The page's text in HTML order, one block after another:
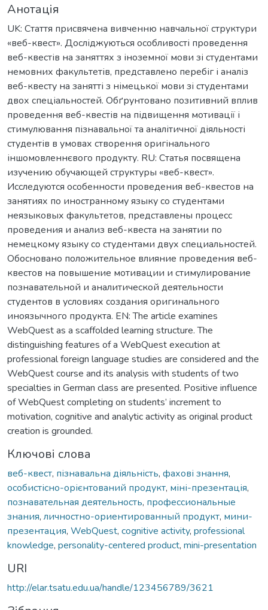
Анотація
UK: Стаття присвячена вивченню навчальної структури
«веб-квест». Досліджуються особливості проведення
веб-квестів на заняттях з іноземної мови зі студентами
немовних факультетів, представлено перебіг і аналіз
веб-квесту на занятті з німецької мови зі студентами
двох спеціальностей. Обґрунтовано позитивний вплив
проведення веб-квестів на підвищення мотивації і
стимулювання пізнавальної та аналітичної діяльності
студентів в умовах створення оригінального
іншомовленнєвого продукту. RU: Статья посвящена
изучению обучающей структуры «веб-квест».
Исследуются особенности проведения веб-квестов на
занятиях по иностранному языку со студентами
неязыковых факультетов, представлены процесс
проведения и анализ веб-квеста на занятии по
немецкому языку со студентами двух специальностей.
Обосновано положительное влияние проведения веб-
квестов на повышение мотивации и стимулирование
познавательной и аналитической деятельности
студентов в условиях создания оригинального
иноязычного продукта. EN: The article examines
WebQuest as a scaffolded learning structure. The
distinguishing features of a WebQuest execution at
professional foreign language studies are considered and the
WebQuest course and its analysis with students of two
specialties in German class are presented. Positive influence
of WebQuest completing on students’ increment to
motivation, cognitive and analytic activity as original product
creation is grounded.
Ключові слова
веб-квест, пізнавальна діяльність, фахові знання,
особистісно-орієнтований продукт, міні-презентація,
познавательная деятельность, профессиональные
знания, личностно-ориентированный продукт, мини-
презентация, WebQuest, cognitive activity, professional
knowledge, personality-centered product, mini-presentation
URI
http://elar.tsatu.edu.ua/handle/123456789/3621